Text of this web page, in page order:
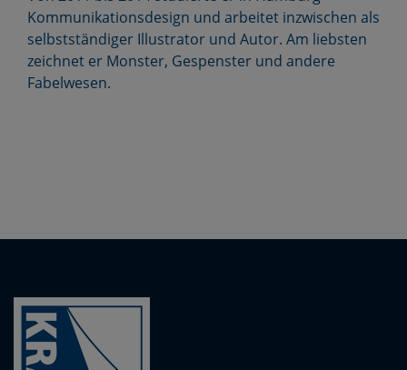
Kommunikationsdesign und arbeitet inzwischen als
selbstständiger Illustrator und Autor. Am liebsten
zeichnet er Monster, Gespenster und andere
Fabelwesen.